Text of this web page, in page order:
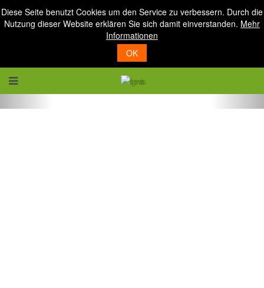
Diese Seite benutzt Cookies um den Service zu verbessern. Durch die
Nutzung dieser Website erklären Sie sich damit einverstanden. Mehr
Informationen
OK